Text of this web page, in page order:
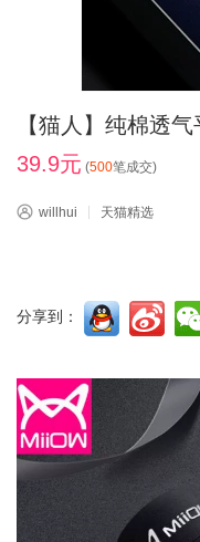
【猫人】纯棉透
39.9元 (500笔成交)
willhui 天猫精选
分享到：